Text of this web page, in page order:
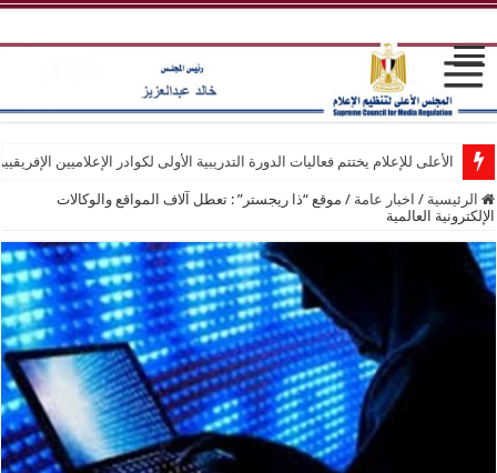
الأعلى للإعلام يختتم فعاليات الدورة التدريبية الأولى لكوادر الإعلاميين
الرئيسية / اخبار عامة / موقع “ذا ريجستر” : تعطل آلاف المواقع والوكالات
الإلكترونية العالمية